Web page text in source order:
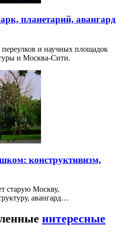
планетарий, авангард
переулков и научных площадок
и Москва-Сити.
конструктивизм,
старую Москву,
авангард…
интересные